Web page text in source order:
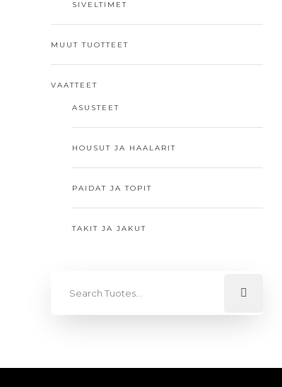
SIVELTIMET
MUUT TUOTTEET
VAATTEET
ASUSTEET
HOUSUT JA HAALARIT
PAIDAT JA TOPIT
TAKIT JA JAKUT